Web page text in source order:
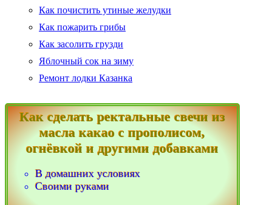
Как почистить утиные желудки
Как пожарить грибы
Как засолить грузди
Яблочный сок на зиму
Ремонт лодки Казанка
Как сделать ректальные свечи из
масла какао с прополисом,
огнёвкой и другими добавками
В домашних условиях
Своими руками